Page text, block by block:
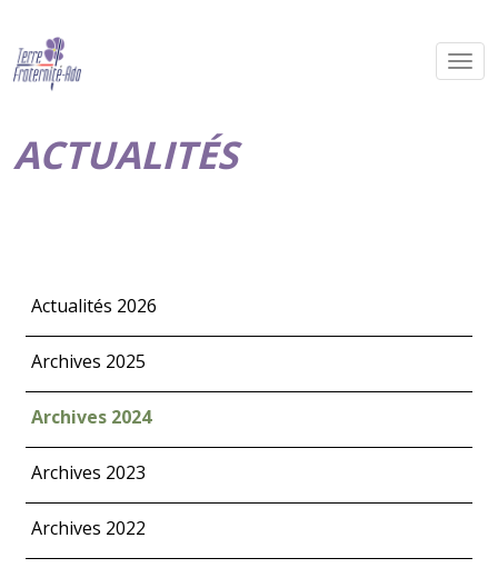
ACTUALITÉS
Actualités 2026
Archives 2025
Archives 2024
Archives 2023
Archives 2022